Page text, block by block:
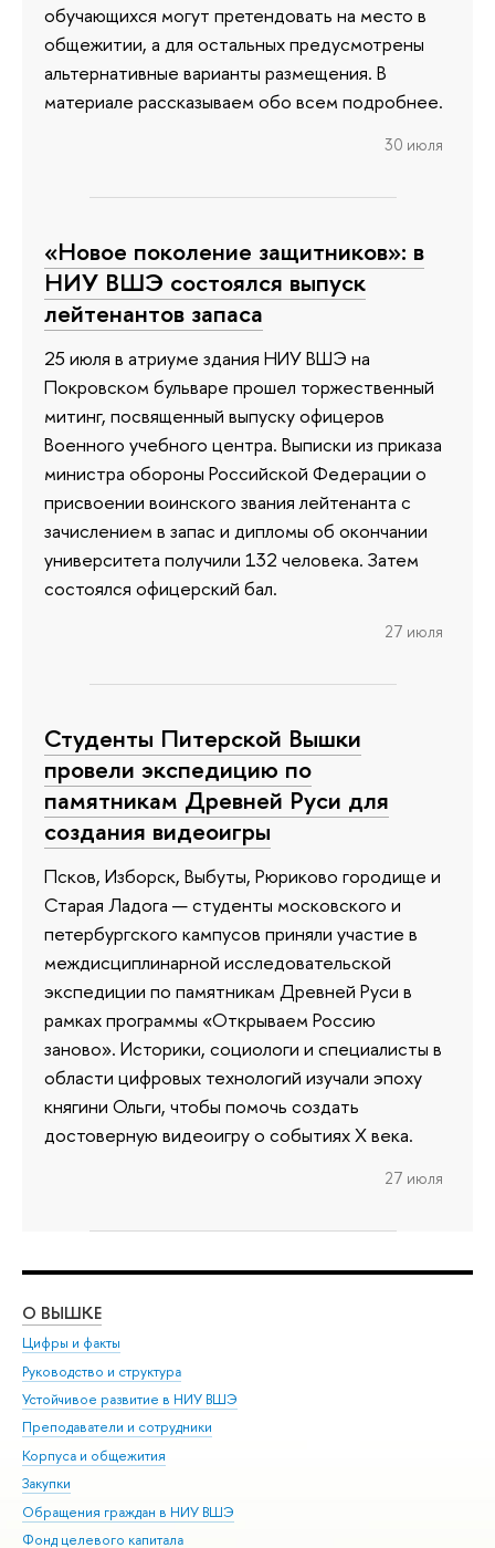
обучающихся могут претендовать на место в
общежитии, а для остальных предусмотрены
альтернативные варианты размещения. В
материале рассказываем обо всем подробнее.
30 июля
«Новое поколение защитников»: в
НИУ ВШЭ состоялся выпуск
лейтенантов запаса
25 июля в атриуме здания НИУ ВШЭ на
Покровском бульваре прошел торжественный
митинг, посвященный выпуску офицеров
Военного учебного центра. Выписки из приказа
министра обороны Российской Федерации о
присвоении воинского звания лейтенанта с
зачислением в запас и дипломы об окончании
университета получили 132 человека. Затем
состоялся офицерский бал.
27 июля
Студенты Питерской Вышки
провели экспедицию по
памятникам Древней Руси для
создания видеоигры
Псков, Изборск, Выбуты, Рюриково городище и
Старая Ладога — студенты московского и
петербургского кампусов приняли участие в
междисциплинарной исследовательской
экспедиции по памятникам Древней Руси в
рамках программы «Открываем Россию
заново». Историки, социологи и специалисты в
области цифровых технологий изучали эпоху
княгини Ольги, чтобы помочь создать
достоверную видеоигру о событиях X века.
27 июля
О ВЫШКЕ
Цифры и факты
Руководство и структура
Устойчивое развитие в НИУ ВШЭ
Преподаватели и сотрудники
Корпуса и общежития
Закупки
Обращения граждан в НИУ ВШЭ
Фонд целевого капитала